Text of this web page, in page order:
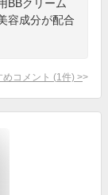
BBクリーム
容成分が配合
コメント (1 件) >